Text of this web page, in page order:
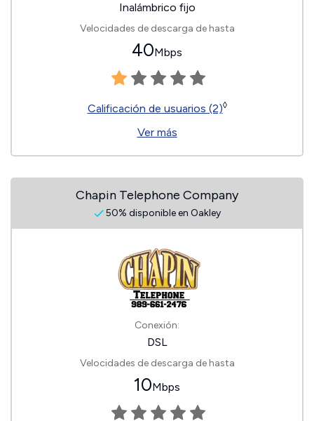
Inalámbrico fijo
Velocidades de descarga de hasta
40Mbps
Calificación de usuarios (2)◊
Ver más
Chapin Telephone Company
50% disponible en Oakley
Conexión:
DSL
Velocidades de descarga de hasta
10Mbps